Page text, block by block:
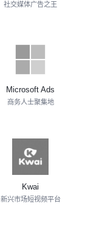
社交媒体广告之王
Microsoft Ads
商务人士聚集地
Kwai
新兴市场短视频平台